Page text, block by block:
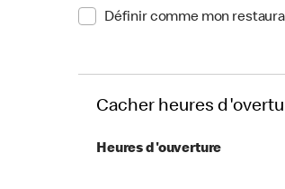
Définir comme mon
Cacher heures
Heures d'ouverture